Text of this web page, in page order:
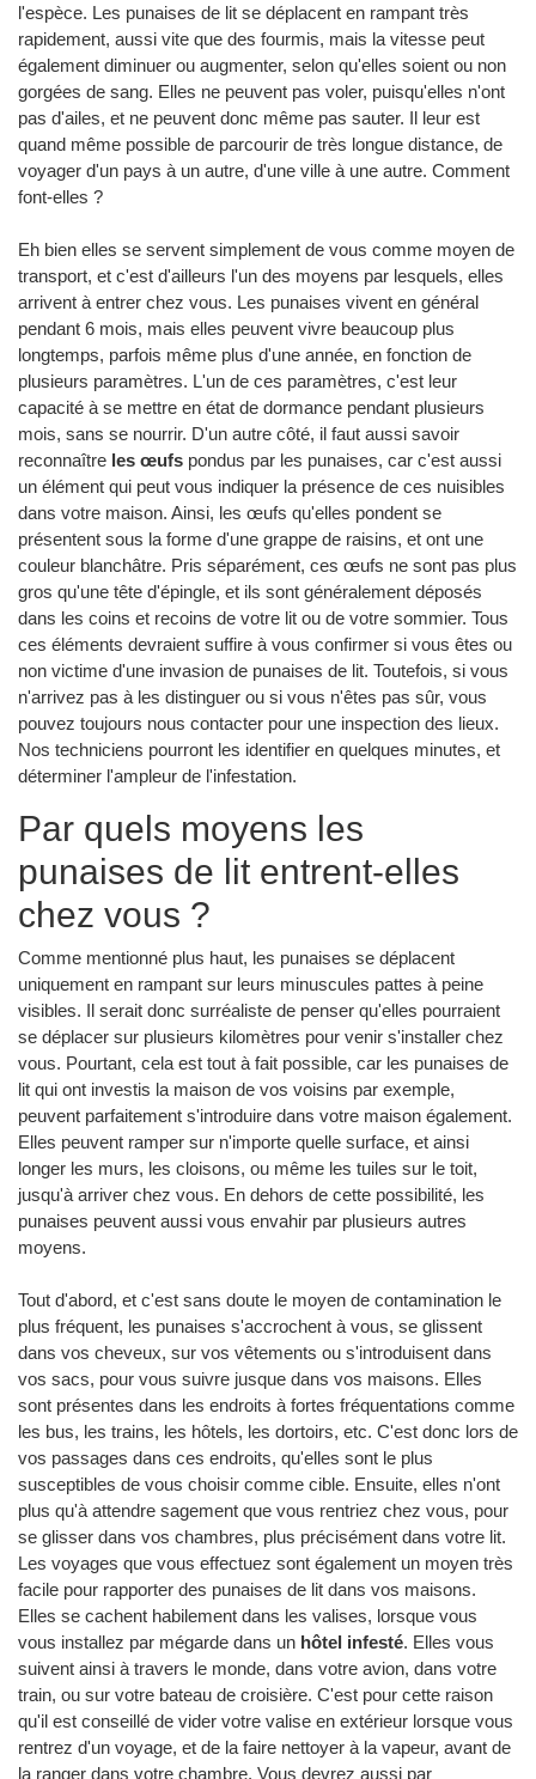
l'espèce. Les punaises de lit se déplacent en rampant très
rapidement, aussi vite que des fourmis, mais la vitesse peut
également diminuer ou augmenter, selon qu'elles soient ou non
gorgées de sang. Elles ne peuvent pas voler, puisqu'elles n'ont
pas d'ailes, et ne peuvent donc même pas sauter. Il leur est
quand même possible de parcourir de très longue distance, de
voyager d'un pays à un autre, d'une ville à une autre. Comment
font-elles ?
Eh bien elles se servent simplement de vous comme moyen de
transport, et c'est d'ailleurs l'un des moyens par lesquels, elles
arrivent à entrer chez vous. Les punaises vivent en général
pendant 6 mois, mais elles peuvent vivre beaucoup plus
longtemps, parfois même plus d'une année, en fonction de
plusieurs paramètres. L'un de ces paramètres, c'est leur
capacité à se mettre en état de dormance pendant plusieurs
mois, sans se nourrir. D'un autre côté, il faut aussi savoir
reconnaître les œufs pondus par les punaises, car c'est aussi
un élément qui peut vous indiquer la présence de ces nuisibles
dans votre maison. Ainsi, les œufs qu'elles pondent se
présentent sous la forme d'une grappe de raisins, et ont une
couleur blanchâtre. Pris séparément, ces œufs ne sont pas plus
gros qu'une tête d'épingle, et ils sont généralement déposés
dans les coins et recoins de votre lit ou de votre sommier. Tous
ces éléments devraient suffire à vous confirmer si vous êtes ou
non victime d'une invasion de punaises de lit. Toutefois, si vous
n'arrivez pas à les distinguer ou si vous n'êtes pas sûr, vous
pouvez toujours nous contacter pour une inspection des lieux.
Nos techniciens pourront les identifier en quelques minutes, et
déterminer l'ampleur de l'infestation.
Par quels moyens les
punaises de lit entrent-elles
chez vous ?
Comme mentionné plus haut, les punaises se déplacent
uniquement en rampant sur leurs minuscules pattes à peine
visibles. Il serait donc surréaliste de penser qu'elles pourraient
se déplacer sur plusieurs kilomètres pour venir s'installer chez
vous. Pourtant, cela est tout à fait possible, car les punaises de
lit qui ont investis la maison de vos voisins par exemple,
peuvent parfaitement s'introduire dans votre maison également.
Elles peuvent ramper sur n'importe quelle surface, et ainsi
longer les murs, les cloisons, ou même les tuiles sur le toit,
jusqu'à arriver chez vous. En dehors de cette possibilité, les
punaises peuvent aussi vous envahir par plusieurs autres
moyens.
Tout d'abord, et c'est sans doute le moyen de contamination le
plus fréquent, les punaises s'accrochent à vous, se glissent
dans vos cheveux, sur vos vêtements ou s'introduisent dans
vos sacs, pour vous suivre jusque dans vos maisons. Elles
sont présentes dans les endroits à fortes fréquentations comme
les bus, les trains, les hôtels, les dortoirs, etc. C'est donc lors de
vos passages dans ces endroits, qu'elles sont le plus
susceptibles de vous choisir comme cible. Ensuite, elles n'ont
plus qu'à attendre sagement que vous rentriez chez vous, pour
se glisser dans vos chambres, plus précisément dans votre lit.
Les voyages que vous effectuez sont également un moyen très
facile pour rapporter des punaises de lit dans vos maisons.
Elles se cachent habilement dans les valises, lorsque vous
vous installez par mégarde dans un hôtel infesté. Elles vous
suivent ainsi à travers le monde, dans votre avion, dans votre
train, ou sur votre bateau de croisière. C'est pour cette raison
qu'il est conseillé de vider votre valise en extérieur lorsque vous
rentrez d'un voyage, et de la faire nettoyer à la vapeur, avant de
la ranger dans votre chambre. Vous devrez aussi par